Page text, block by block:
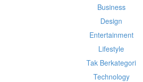
Business
Design
Entertainment
Lifestyle
Tak Berkategori
Technology